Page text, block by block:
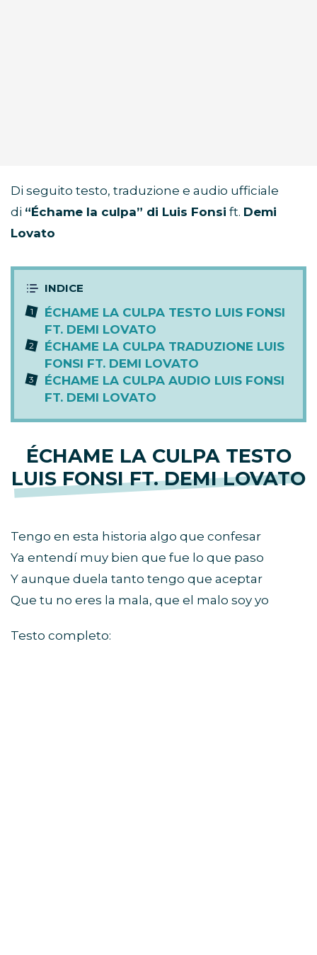
Di seguito testo, traduzione e audio ufficiale
di “Échame la culpa” di Luis Fonsi ft. Demi
Lovato
ÉCHAME LA CULPA TESTO LUIS FONSI
FT. DEMI LOVATO
ÉCHAME LA CULPA TRADUZIONE LUIS
FONSI FT. DEMI LOVATO
ÉCHAME LA CULPA AUDIO LUIS FONSI
FT. DEMI LOVATO
ÉCHAME LA CULPA TESTO
LUIS FONSI FT. DEMI LOVATO
Tengo en esta historia algo que confesar
Ya entendí muy bien que fue lo que paso
Y aunque duela tanto tengo que aceptar
Que tu no eres la mala, que el malo soy yo
Testo completo: